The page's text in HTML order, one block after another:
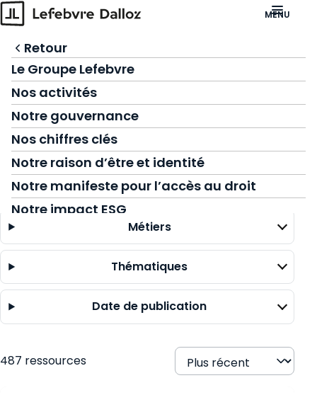
Accéder à l'en-tête
Accéder au contenu principal
Accéder au footer
MENU
Intelligence Artificielle
Retour
Notre révolution IA
IA juridique - découvrez GenIA‑L
Vos métiers
Retour
Avocats et professions judiciaires
Experts-Comptables
Fonctions RH
Fonctions juridiques
Fonctions financières et comptables
Représentants du personnel
Notaires
Responsables HSE
Responsables Patrimoine immobilier
Responsables Formation
Ressources
Agenda
Notre groupe
Retour
Le Groupe Lefebvre
Nos activités
Notre gouvernance
Nos chiffres clés
Notre raison d’être et identité
Notre manifeste pour l’accès au droit
Notre impact ESG
Prospective
Communiqués de presse
Nominations
Nous rejoindre
Contact
Accueil Ressources
Ressources
Filtrerpar
Type de ressource
Métiers
Thématiques
Date de publication
487 ressources